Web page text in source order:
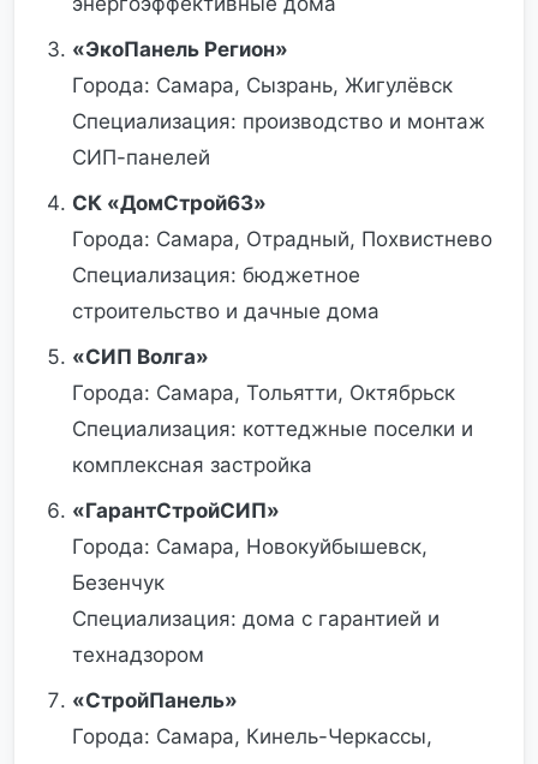
«ЭкоПанель Регион»
Города: Самара, Сызрань, Жигулёвск
Специализация: производство и монтаж
СИП-панелей
СК «ДомСтрой63»
Города: Самара, Отрадный, Похвистнево
Специализация: бюджетное
строительство и дачные дома
«СИП Волга»
Города: Самара, Тольятти, Октябрьск
Специализация: коттеджные поселки и
комплексная застройка
«ГарантСтройСИП»
Города: Самара, Новокуйбышевск,
Безенчук
Специализация: дома с гарантией и
технадзором
«СтройПанель»
Города: Самара, Кинель-Черкассы,